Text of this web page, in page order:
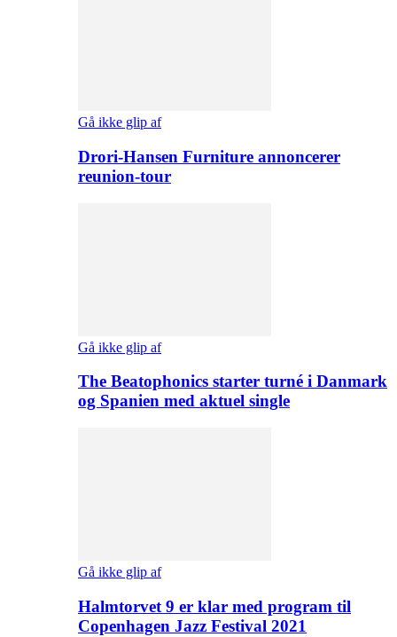
Gå ikke glip af
Drori-Hansen Furniture annoncerer
reunion-tour
Gå ikke glip af
The Beatophonics starter turné i Danmark
og Spanien med aktuel single
Gå ikke glip af
Halmtorvet 9 er klar med program til
Copenhagen Jazz Festival 2021